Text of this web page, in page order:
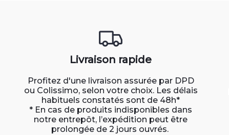
Livraison rapide
Profitez d'une livraison assurée par DPD
ou Colissimo, selon votre choix. Les délais
habituels constatés sont de 48h*
* En cas de produits indisponibles dans
notre entrepôt, l’expédition peut être
prolongée de 2 jours ouvrés.